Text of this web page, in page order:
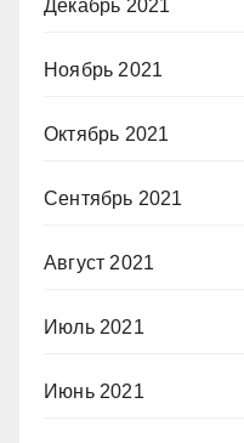
Декабрь 2021
Ноябрь 2021
Октябрь 2021
Сентябрь 2021
Август 2021
Июль 2021
Июнь 2021